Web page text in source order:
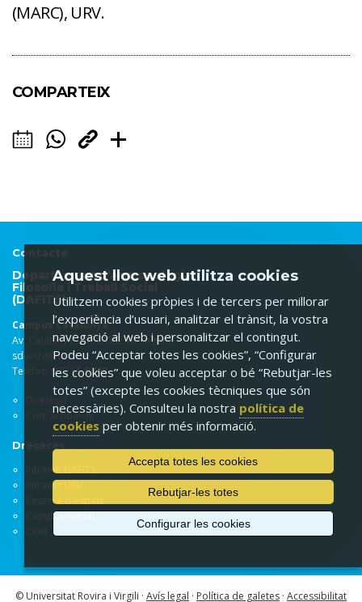
(MARC), URV.
COMPARTEIX
Contacte
Departament d'Antropologia,
Filosofia i Treball Social
(DAFITS)
Campus Catalunya
Av. Catalunya, 35. 43002 Tarragona
sdantro@urv.cat
Telèfon: 977 559748
Directori
Com arribar-hi
Dreceres
Intranet DAFITS
Intranet URV
Reserva d'espais
Campus virtual
CRAI
© Universitat Rovira i Virgili · Avís legal · Política de galetes · Accessibilitat
Aquest lloc web utilitza cookies
Utilitzem cookies pròpies i de tercers per millorar
l’experiència d’usuari, analitzar el trànsit, la vostra
navegació al web i personalitzar el contingut.
Podeu “Acceptar totes les cookies”, “Configurar
les cookies” que voleu acceptar o bé “Rebutjar-les
totes” (excepte les cookies tècniques que són
necessàries). Consulteu la nostra política de
cookies per obtenir més informació.
Accepta totes les cookies
Rebutjar-les totes
Configurar les cookies